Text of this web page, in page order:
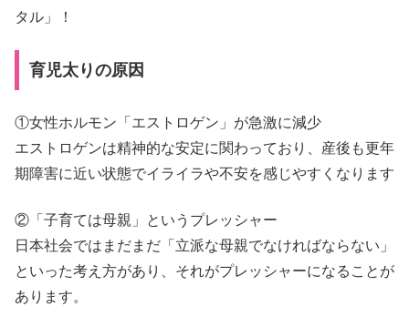
タル」！
育児太りの原因
①女性ホルモン「エストロゲン」が急激に減少
エストロゲンは精神的な安定に関わっており、産後も更年
期障害に近い状態でイライラや不安を感じやすくなります
②「子育ては母親」というプレッシャー
日本社会ではまだまだ「立派な母親でなければならない」
といった考え方があり、それがプレッシャーになることが
あります。